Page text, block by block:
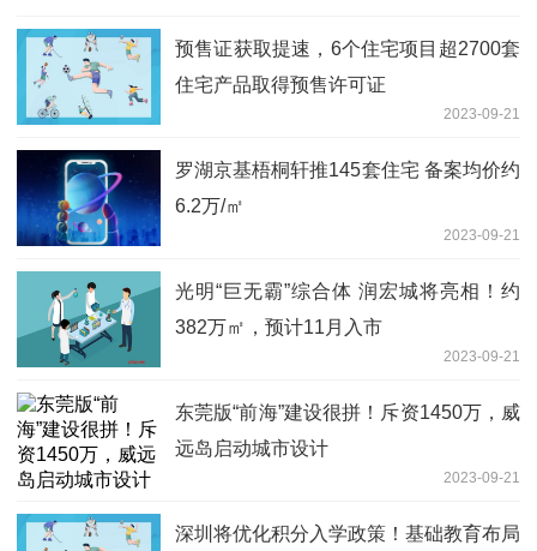
预售证获取提速，6个住宅项目超2700套
住宅产品取得预售许可证
2023-09-21
罗湖京基梧桐轩推145套住宅 备案均价约
6.2万/㎡
2023-09-21
光明“巨无霸”综合体 润宏城将亮相！约
382万㎡，预计11月入市
2023-09-21
东莞版“前海”建设很拼！斥资1450万，威
远岛启动城市设计
2023-09-21
深圳将优化积分入学政策！基础教育布局